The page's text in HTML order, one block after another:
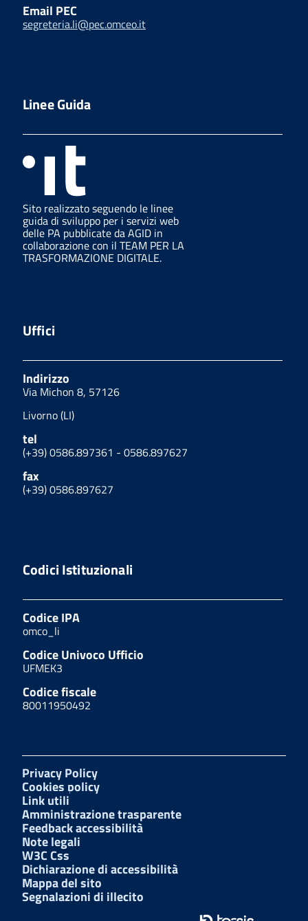
Email PEC
segreteria.li@pec.omceo.it
Linee Guida
Sito realizzato seguendo le linee
guida di sviluppo per i servizi web
delle PA pubblicate da AGID in
collaborazione con il TEAM PER LA
TRASFORMAZIONE DIGITALE.
Uffici
Indirizzo
Via Michon 8, 57126
Livorno (LI)
tel
(+39) 0586.897361 - 0586.897627
fax
(+39) 0586.897627
Codici Istituzionali
Codice IPA
omco_li
Codice Univoco Ufficio
UFMEK3
Codice fiscale
80011950492
Privacy Policy
Cookies policy
Link utili
Amministrazione trasparente
Feedback accessibilità
Note legali
W3C Css
Dichiarazione di accessibilità
Mappa del sito
Segnalazioni di illecito